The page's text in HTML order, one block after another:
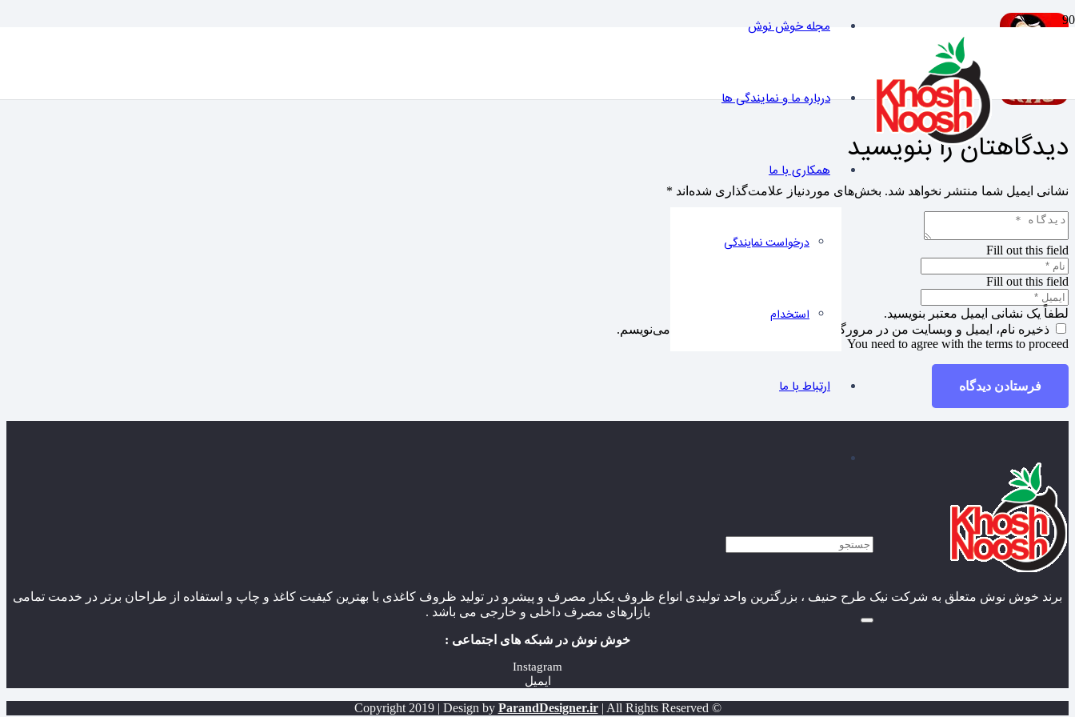
مجله خوش نوش
درباره ما و نمایندگی ها
همکاری با ما
درخواست نمایندگی
استخدام
ارتباط با ما
دیدگاهتان را بنویسید
نشانی ایمیل شما منتشر نخواهد شد. بخش‌های موردنیاز علامت‌گذاری شده‌اند *
Fill out this field
Fill out this field
لطفاً یک نشانی ایمیل معتبر بنویسید.
ذخیره نام، ایمیل و وبسایت من در مرورگر برای زمانی که دوباره دیدگاهی می‌نویسم.
You need to agree with the terms to proceed
فرستادن دیدگاه
برند خوش نوش متعلق به شرکت نیک طرح حنیف ، بزرگترین واحد تولیدی انواع ظروف یکبار مصرف و پیشرو در تولید ظروف کاغذی با بهترین کیفیت کاغذ و چاپ و استفاده از طراحان برتر در خدمت تمامی
بازارهای مصرف داخلی و خارجی می باشد .
خوش نوش در شبکه های اجتماعی :
Instagram
ایمیل
© Copyright 2019 | Design by
ParandDesigner.ir| All Rights Reserved